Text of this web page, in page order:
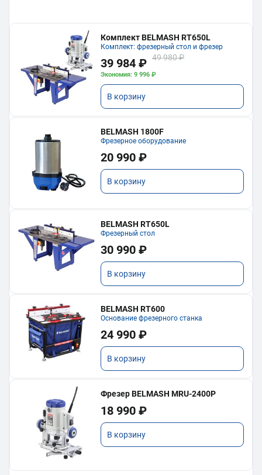
Комплект BELMASH RT650L
Комплект: фрезерный стол и фрезер
39 984 ₽ 49 980 ₽
Экономия: 9 996 ₽
В корзину
BELMASH 1800F
Фрезерное оборудование
20 990 ₽
В корзину
BELMASH RT650L
Фрезерный стол
30 990 ₽
В корзину
BELMASH RT600
Основание фрезерного станка
24 990 ₽
В корзину
Фрезер BELMASH MRU-2400P
18 990 ₽
В корзину